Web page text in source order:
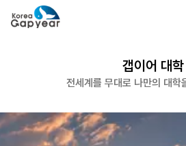
갭이어 대학
전세계를 무대로 나만의 대학